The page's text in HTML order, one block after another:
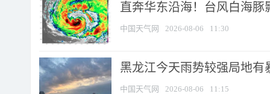
直奔华东沿海！台风白海豚
中国天气网 2026-08-06 11:30
黑龙江今天雨势较强局地有
中国天气网 2026-08-06 11:15